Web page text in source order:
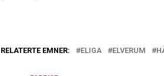
RELATERTE EMNER: ELIGA ELVERUM